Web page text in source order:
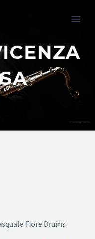
Fiore Drums